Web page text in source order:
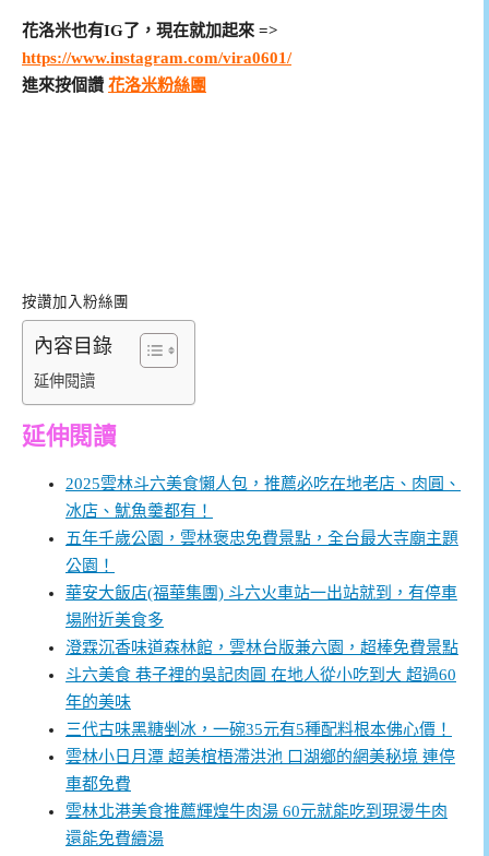
花洛米也有IG了，現在就加起來 =>
https://www.instagram.com/vira0601/
進來按個讚 花洛米粉絲團
按讚加入粉絲團
內容目錄
延伸閱讀
延伸閱讀
2025雲林斗六美食懶人包，推薦必吃在地老店、肉圓、
冰店、魷魚羹都有！
五年千歲公園，雲林褒忠免費景點，全台最大寺廟主題
公園！
華安大飯店(福華集團) 斗六火車站一出站就到，有停車
場附近美食多
澄霖沉香味道森林館，雲林台版兼六園，超棒免費景點
斗六美食 巷子裡的吳記肉圓 在地人從小吃到大 超過60
年的美味
三代古味黑糖剉冰，一碗35元有5種配料根本佛心價！
雲林小日月潭 超美椬梧滯洪池 口湖鄉的網美秘境 連停
車都免費
雲林北港美食推薦輝煌牛肉湯 60元就能吃到現燙牛肉
還能免費續湯